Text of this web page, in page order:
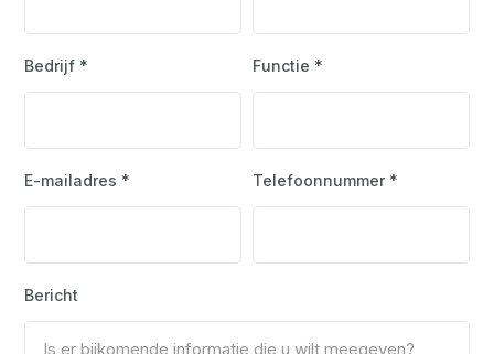
Bedrijf * Functie *
E-mailadres * Telefoonnummer *
Bericht